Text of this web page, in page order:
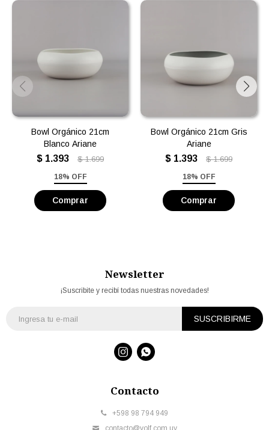
Bowl Orgánico 21cm
Blanco Ariane
$ 1.393 $ 1.699
18% OFF
Bowl Orgánico 21cm Gris
Ariane
$ 1.393 $ 1.699
18% OFF
Contacto
+598 98 794 949
contacto@volf.com.uy
Newsletter
¡Suscribite y recibí todas nuestras novedades!
SUSCRIBIRME
 